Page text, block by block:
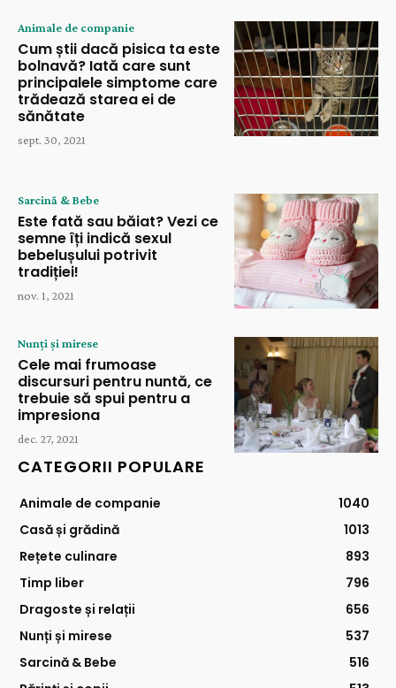
Animale de companie
Cum știi dacă pisica ta este
bolnavă? Iată care sunt
principalele simptome care
trădează starea ei de
sănătate
sept. 30, 2021
Sarcină & Bebe
Este fată sau băiat? Vezi ce
semne îți indică sexul
bebelușului potrivit
tradiției!
nov. 1, 2021
Nunți și mirese
Cele mai frumoase
discursuri pentru nuntă, ce
trebuie să spui pentru a
impresiona
dec. 27, 2021
CATEGORII POPULARE
Animale de companie
1040
Casă și grădină
1013
Rețete culinare
893
Timp liber
796
Dragoste și relații
656
Nunți și mirese
537
Sarcină & Bebe
516